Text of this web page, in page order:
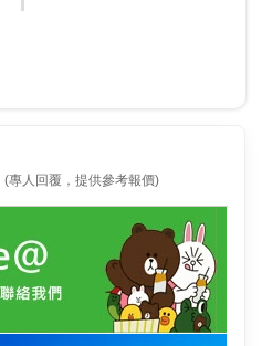
(專人回覆，提供參考報價)